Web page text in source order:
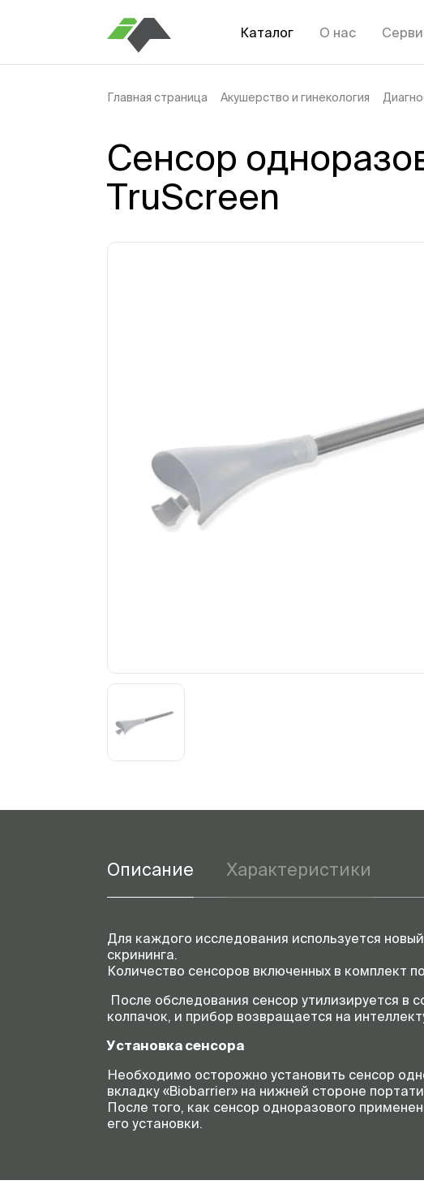
Каталог О нас
Главная страница Акушерство и гинекология
Сенсор
TruScreen
Описание Характеристики
Для каждого исследования используется
скрининга.
Количество сенсоров включенных в комплект
После обследования сенсор утилизируется в
колпачок, и прибор возвращается на
Установка сенсора
Необходимо осторожно установить сенсор
вкладку «Biobarrier» на нижней стороне
После того, как сенсор одноразового
его установки.